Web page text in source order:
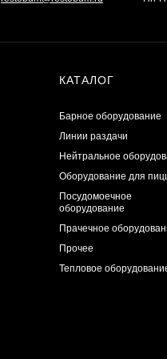
КАТАЛОГ
Барное оборудование
Линии раздачи
Нейтральное
Оборудование для
Посудомоечное
оборудование
Прачечное
Прочее
Тепловое